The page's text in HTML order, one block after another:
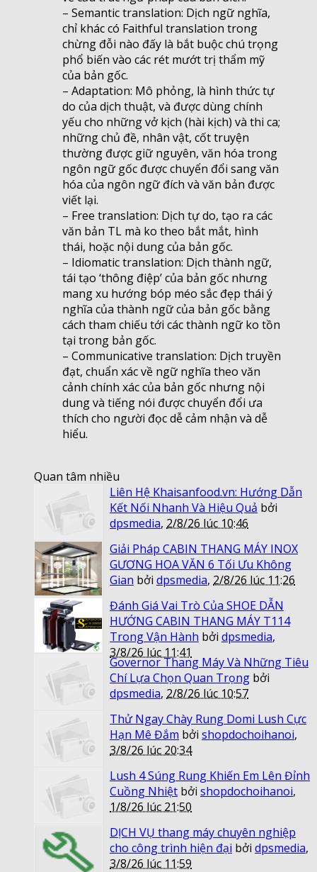
– Semantic translation: Dịch ngữ nghĩa,
chỉ khác có Faithful translation trong
chừng đỗi nào đấy là bắt buộc chú trọng
phổ biến vào các rét mướt trị thẩm mỹ
của bản gốc.
– Adaptation: Mô phỏng, là hình thức tự
do của dịch thuật, và được dùng chính
yếu cho những vở kịch (hài kịch) và thi ca;
những chủ đề, nhân vật, cốt truyện
thường được giữ nguyên, văn hóa trong
ngôn ngữ gốc được chuyển đổi sang văn
hóa của ngôn ngữ đích và văn bản được
viết lại.
– Free translation: Dịch tự do, tạo ra các
văn bản TL mà ko theo bắt mắt, hình
thái, hoặc nội dung của bản gốc.
– Idiomatic translation: Dịch thành ngữ,
tái tạo ‘thông điệp’ của bản gốc nhưng
mang xu hướng bóp méo sắc đẹp thái ý
nghĩa của thành ngữ của bản gốc bằng
cách tham chiếu tới các thành ngữ ko tồn
tại trong bản gốc.
– Communicative translation: Dịch truyền
đạt, chuẩn xác về ngữ nghĩa theo văn
cảnh chính xác của bản gốc nhưng nội
dung và tiếng nói được chuyển đổi ưa
thích cho người đọc dễ cảm nhận và dễ
hiểu.
Quan tâm nhiều
Liên Hệ Khaisanfood.vn: Hướng Dẫn
Kết Nối Nhanh Và Hiệu Quả bởi
dpsmedia, 2/8/26 lúc 10:46
Giải Pháp CABIN THANG MÁY INOX
GƯƠNG HOA VĂN 6 Tối Ưu Không
Gian bởi dpsmedia, 2/8/26 lúc 11:26
Đánh Giá Vai Trò Của SHOE DẪN
HƯỚNG CABIN THANG MÁY T114
Trong Vận Hành bởi dpsmedia,
3/8/26 lúc 11:41
Governor Thang Máy Và Những Tiêu
Chí Lựa Chọn Quan Trọng bởi
dpsmedia, 2/8/26 lúc 10:57
Thử Ngay Chày Rung Domi Lush Cực
Hạn Mê Đắm bởi shopdochoihanoi,
3/8/26 lúc 20:34
Lush 4 Súng Rung Khiến Em Lên Đỉnh
Cuồng Nhiệt bởi shopdochoihanoi,
1/8/26 lúc 21:50
DỊCH VỤ thang máy chuyên nghiệp
cho công trình hiện đại bởi dpsmedia,
3/8/26 lúc 11:59